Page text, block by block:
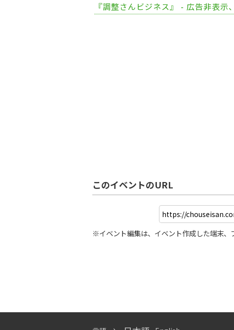
『調整さんビジネス』 - 広告非表
このイベントのURL
※イベント編集は、イベント作成した端末、